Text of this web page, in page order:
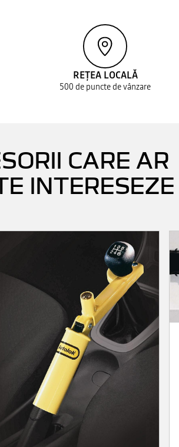
REȚEA LOCALĂ
500 de puncte de vânzare
CARE AR
INTERESEZE